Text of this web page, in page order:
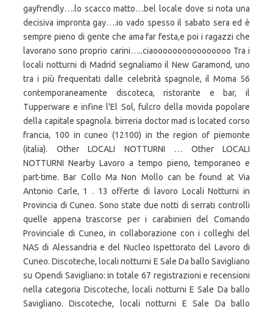
gayfrendly….lo scacco matto…bel locale dove si nota una
decisiva impronta gay….io vado spesso il sabato sera ed è
sempre pieno di gente che ama far festa,e poi i ragazzi che
lavorano sono proprio carini…..ciaoooooooooooooooo Tra i
locali notturni di Madrid segnaliamo il New Garamond, uno
tra i più frequentati dalle celebrità spagnole, il Moma 56
contemporaneamente discoteca, ristorante e bar, il
Tupperware e infine l'El Sol, fulcro della movida popolare
della capitale spagnola. birreria doctor mad is located corso
francia, 100 in cuneo (12100) in the region of piemonte
(italia). Other LOCALI NOTTURNI … Other LOCALI
NOTTURNI Nearby Lavoro a tempo pieno, temporaneo e
part-time. Bar Collo Ma Non Mollo can be found at Via
Antonio Carle, 1 . 13 offerte di lavoro Locali Notturni in
Provincia di Cuneo. Sono state due notti di serrati controlli
quelle appena trascorse per i carabinieri del Comando
Provinciale di Cuneo, in collaborazione con i colleghi del
NAS di Alessandria e del Nucleo Ispettorato del Lavoro di
Cuneo. Discoteche, locali notturni E Sale Da ballo Savigliano
su Opendi Savigliano: in totale 67 registrazioni e recensioni
nella categoria Discoteche, locali notturni E Sale Da ballo
Savigliano. Discoteche, locali notturni E Sale Da ballo